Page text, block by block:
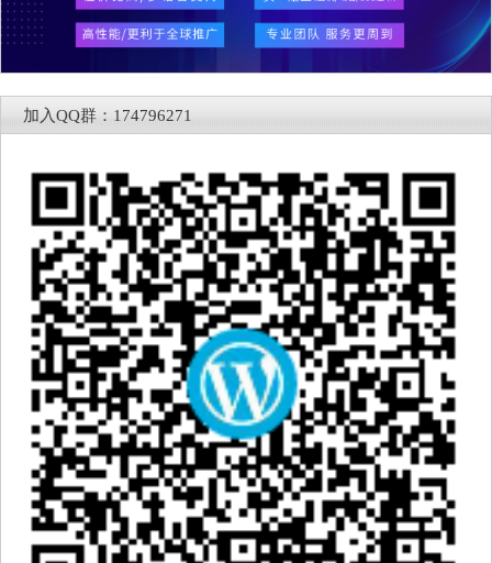
加入QQ群：174796271